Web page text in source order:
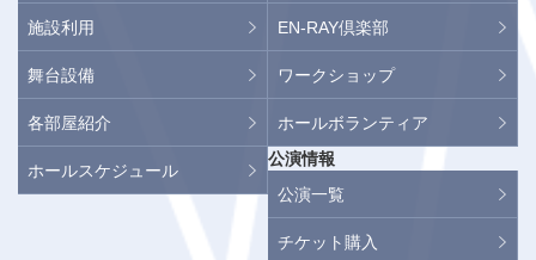
施設利用
舞台設備
各部屋紹介
ホールスケジュール
EN-RAY倶楽部
ワークショップ
ホールボランティア
公演情報
公演一覧
チケット購入